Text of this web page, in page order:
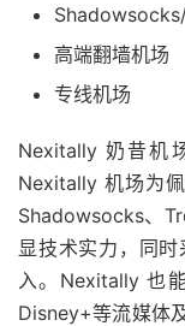
高端翻墙机场
专线机场
Nexitally 奶昔机
Nexitally 机场为
Shadowsocks、
显技术实力，同
入。Nexitally 也
Disney+等流媒体